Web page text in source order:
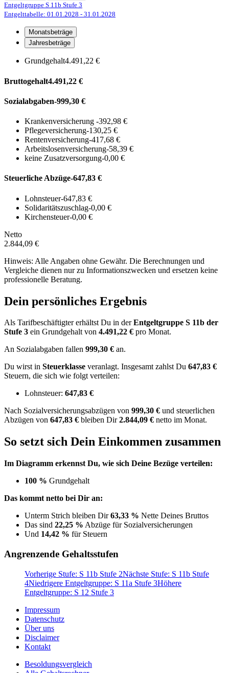
Entgeltgruppe S 11b Stufe 3
Entgelttabelle: 01.01.2028 - 31.01.2028
Monatsbeträge
Jahresbeträge
Grundgehalt4.491,22 €
Bruttogehalt4.491,22 €
Sozialabgaben-999,30 €
Krankenversicherung -392,98 €
Pflegeversicherung-130,25 €
Rentenversicherung-417,68 €
Arbeitslosenversicherung-58,39 €
keine Zusatzversorgung-0,00 €
Steuerliche Abzüge-647,83 €
Lohnsteuer-647,83 €
Solidaritätszuschlag-0,00 €
Kirchensteuer-0,00 €
Netto
2.844,09 €
Hinweis: Alle Angaben ohne Gewähr. Die Berechnungen und
Vergleiche dienen nur zu Informationszwecken und ersetzen keine
professionelle Beratung.
Dein persönliches Ergebnis
Als Tarifbeschäftigter erhältst Du in derEntgeltgruppe S 11b der
Stufe 3 ein Grundgehalt von 4.491,22 € pro Monat.
An Sozialabgaben fallen 999,30 € an.
Du wirst in Steuerklasse veranlagt. Insgesamt zahlst Du 647,83 €
Steuern, die sich wie folgt verteilen:
Lohnsteuer: 647,83 €
Nach Sozialversicherungsabzügen von 999,30 € und steuerlichen
Abzügen von 647,83 € bleiben Dir2.844,09 € netto im Monat.
So setzt sich Dein Einkommen zusammen
Im Diagramm erkennst Du, wie sich Deine Bezüge verteilen:
100 % Grundgehalt
Das kommt netto bei Dir an:
Unterm Strich bleiben Dir63,33 % Nette Deines Bruttos
Das sind 22,25 % Abzüge für Sozialversicherungen
Und 14,42 % für Steuern
Angrenzende Gehaltsstufen
Vorherige Stufe: S 11b Stufe 2Nächste Stufe: S 11b Stufe
4Niedrigere Entgeltgruppe: S 11a Stufe 3Höhere
Entgeltgruppe: S 12 Stufe 3
Impressum
Datenschutz
Über uns
Disclaimer
Kontakt
Besoldungsvergleich